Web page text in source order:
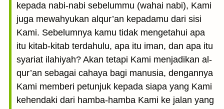
kepada nabi-nabi sebelummu (wahai nabi), Kami
juga mewahyukan alqur’an kepadamu dari sisi
Kami. Sebelumnya kamu tidak mengetahui apa
itu kitab-kitab terdahulu, apa itu iman, dan apa itu
syariat ilahiyah? Akan tetapi Kami menjadikan al-
qur’an sebagai cahaya bagi manusia, dengannya
Kami memberi petunjuk kepada siapa yang Kami
kehendaki dari hamba-hamba Kami ke jalan yang